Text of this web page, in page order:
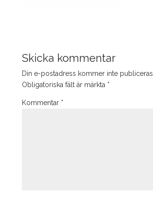
Skicka kommentar
Din e-postadress kommer inte publiceras.
Obligatoriska fält är märkta *
Kommentar *